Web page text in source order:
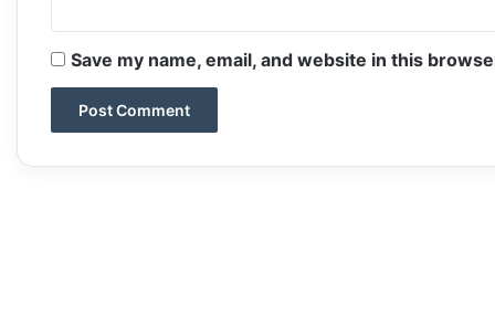
Save my name, email, and website in this